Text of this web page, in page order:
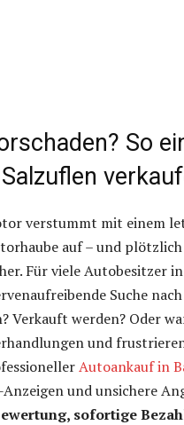
So
verstummt mit einem
auf – und
Für viele Autobesitzer
Suche
Verkauft werden? Oder
und
Autoankauf in
und unsichere
sofortige